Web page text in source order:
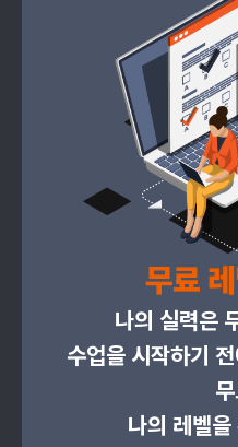
무료
나의 실력은
수업을 시작하기
나의 레벨